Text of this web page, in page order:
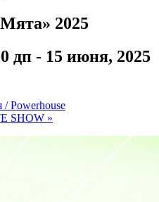
2025
дп - 15 июня, 2025
Powerhouse
SHOW »